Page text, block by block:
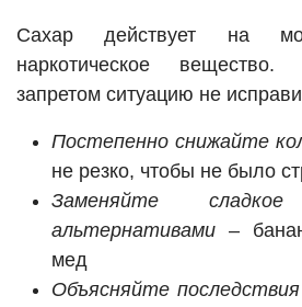
Сахар действует на
наркотическое
запретом ситуацию не
Постепенно снижайте
не резко, чтобы не было
Заменяйте сладкое
альтернативами –
мед
Объясняйте последствия